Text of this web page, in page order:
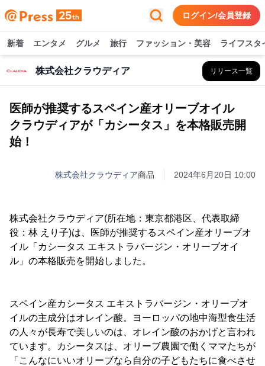
ログイン/会員登録
新着 エンタメ グルメ 旅行 ファッション・美容 ライフスタ
株式会社クラウディア リリース一覧
医師が推奨するスペイン産オリーブオイル
クラウディアが「カシータス」を本格販売開
始！
株式会社クラウディア商品 2024年6月20日 10:00
株式会社クラウディア(所在地：東京都港区、代表取締
役：林 えり子)は、医師が推奨するスペイン産オリーブオ
イル「カシータス エキストラバージン・オリーブオイ
ル」の本格販売を開始しました。
スペイン産カシータス エキストラバージン・オリーブオ
イルの主成分はオレイン酸。ヨーロッパの地中海型食生活
の人々が長寿で美しいのは、オレイン酸のおかげと言われ
ています。カシータスは、オリーブ農園で働くママたちが
「こんなにいいオリーブなら自分の子どもたちに食べさせ